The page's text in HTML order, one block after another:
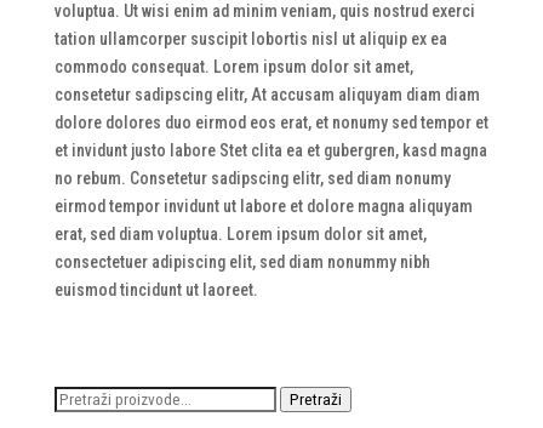
voluptua. Ut wisi enim ad minim veniam, quis nostrud exerci
tation ullamcorper suscipit lobortis nisl ut aliquip ex ea
commodo consequat. Lorem ipsum dolor sit amet,
consetetur sadipscing elitr, At accusam aliquyam diam diam
dolore dolores duo eirmod eos erat, et nonumy sed tempor et
et invidunt justo labore Stet clita ea et gubergren, kasd magna
no rebum. Consetetur sadipscing elitr, sed diam nonumy
eirmod tempor invidunt ut labore et dolore magna aliquyam
erat, sed diam voluptua. Lorem ipsum dolor sit amet,
consectetuer adipiscing elit, sed diam nonummy nibh
euismod tincidunt ut laoreet.
Pretraži: Pretraži